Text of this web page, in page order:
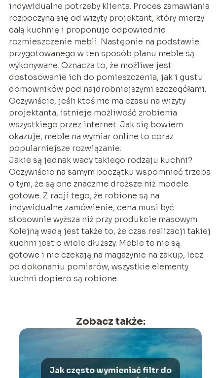
indywidualne potrzeby klienta. Proces zamawiania
rozpoczyna się od wizyty projektant, który mierzy
całą kuchnię i proponuje odpowiednie
rozmieszczenie mebli. Następnie na podstawie
przygotowanego w ten sposób planu meble są
wykonywane. Oznacza to, że możliwe jest
dostosowanie ich do pomieszczenia, jak i gustu
domowników pod najdrobniejszymi szczegółami.
Oczywiście, jeśli ktoś nie ma czasu na wizyty
projektanta, istnieje możliwość zrobienia
wszystkiego przez internet. Jak się bowiem
okazuje, meble na wymiar online to coraz
popularniejsze rozwiązanie.
Jakie są jednak wady takiego rodzaju kuchni?
Oczywiście na samym początku wspomnieć trzeba
o tym, że są one znacznie droższe niż modele
gotowe. Z racji tego, że robione są na
indywidualne zamówienie, cena musi być
stosownie wyższa niż przy produkcie masowym.
Kolejną wadą jest także to, że czas realizacji takiej
kuchni jest o wiele dłuższy. Meble te nie są
gotowe i nie czekają na magazynie na zakup, lecz
po dokonaniu pomiarów, wszystkie elementy
kuchni dopiero są robione.
Zobacz także:
Jak często wymieniać filtr do